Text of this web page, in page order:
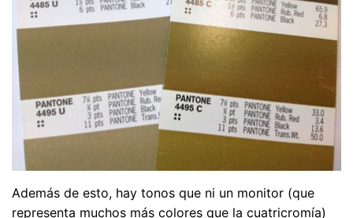
Además de esto, hay tonos que ni un monitor (que
representa muchos más colores que la cuatricromía)